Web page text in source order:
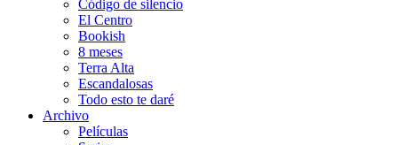
Código de silencio
El Centro
Bookish
8 meses
Terra Alta
Escandalosas
Todo esto te daré
Archivo
Películas